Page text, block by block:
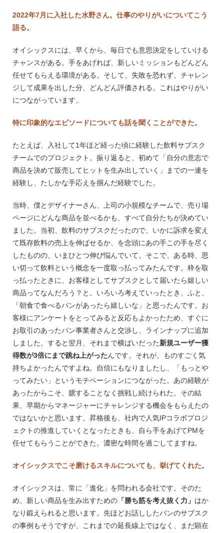
2022年7月に入社した水野さん。仕事のやりがいについてこう
語る。
オイシックスには、早くから、毎日でも意思決定をしていける
チャンスがある。手をあげれば、新しいミッションもどんどん
任せてもらえる環境がある。そして、失敗を恐れず、チャレン
ジして成果を出した分、どんどん評価される。これはやりがい
につながっています。
特に印象的なエピソードについても話を聞くことができた。
たとえば、入社して1年ほど経った頃に経験した飲料サブスク
チームでのプロジェクト。振り返ると、初めて「自分の意志で
商品を決めて販売してヒットを生み出していく」までの一連を
経験し、たしかな手応えを掴んだ経験でした。
当時、僕とデザイナーさん、上司の小規模なチームで、売り場
ページにどんな商品を並べるかも、すべて自分たちが決めてい
ました。当初、飲料のサブスクだったので、いかに訴求を変え
て既存飲料の売上を伸ばせるか、を念頭にあの手この手を尽く
したものの、いまひとつ伸び悩んでいて。そこで、ある時、思
い切って飲料という概念を一度取っ払ってみたんです。枠を取
っ払ったときに、お客様としてサブスクとして届いたら嬉しい
商品ってなんだろう？と。いろいろ考えていったとき、ふと、
「朝食で食べるパンがあったら嬉しいな」と思ったんです。お
客様にアンケートをとってみると反応もよかったため、すぐに
お取引のあったパン事業者さんと交渉し、ラインナップに追加
しました。すると翌月、それまで横ばいだった新規ユーザー獲
得数が3倍にまで跳ね上がったんです。それが、ものすごく気
持ちよかったんですよね。自信にもなりましたし、「もっとや
ってみたい」というモチベーションにつながった。あの経験が
あったからこそ、臆することなく挑戦し続けられた。その結
果、早期からマネージャーにチャレンジする機会をもらえたの
ではないかと思います。昇格後も、社内で人気IPコラボプロジ
ェクトの推進していくとなったときも、自ら手をあげてPMを
任せてもらうことができた。濃密な時間を過ごしてますね。
オイシックスでこそ磨けるスキルについても、挙げてくれた。
オイシックスは、常に「進化」を問われる会社です。そのた
め、新しい商品を生み出すための 「勝ち筋を考え抜く力」 はか
なり鍛えられると思います。先ほどお話ししたパンのサブスク
の事例もそうですが、これまでの延長線上ではなく、まだ顕在